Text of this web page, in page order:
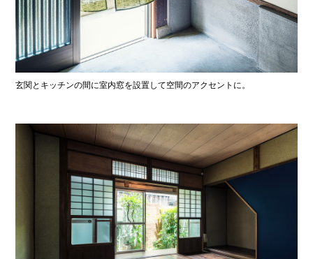
玄関とキッチンの間に室内窓を設置して空間のアクセントに。